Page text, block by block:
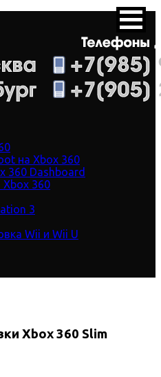
на Xbox 360
360 Dashboard
360
3
Wii и Wii U
Xbox 360 Slim